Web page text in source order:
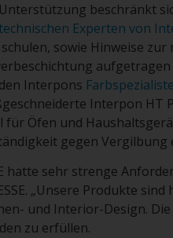
beschränkt
technischen Experten von
sowie Hinweise
Interpons
Interpon HT
für Öfen und
gegen
hatte sehr strenge
„Unsere Produkte
und Interior-Design.
zu erfüllen.